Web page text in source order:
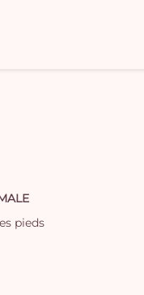
pieds